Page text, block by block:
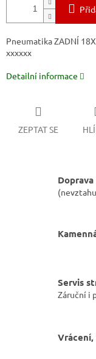
Pneumatika ZADNÍ
xxxxxx
Detailní informace
ZEPTAT SE
Servis
Záruční i
Vrácení,